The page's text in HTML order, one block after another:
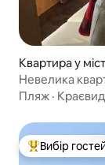
Квартира у
Невелика
296443
Пляж · Краєвид
Топ вибір
Вибір